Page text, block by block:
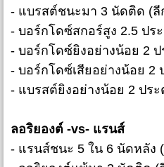
- แบรสต์ชนะมา 3 นัดติด (ลี
- บอร์กโดซ์สกอร์สูง 2.5 ปร
- บอร์กโดซ์ยิงอย่างน้อย 2
- บอร์กโดซ์เสียอย่างน้อย 2
- แบรสต์ยิงอย่างน้อย 2 ประ
ลอริยองต์ -vs- แรนส์
- แรนส์ชนะ 5 ใน 6 นัดหลัง (